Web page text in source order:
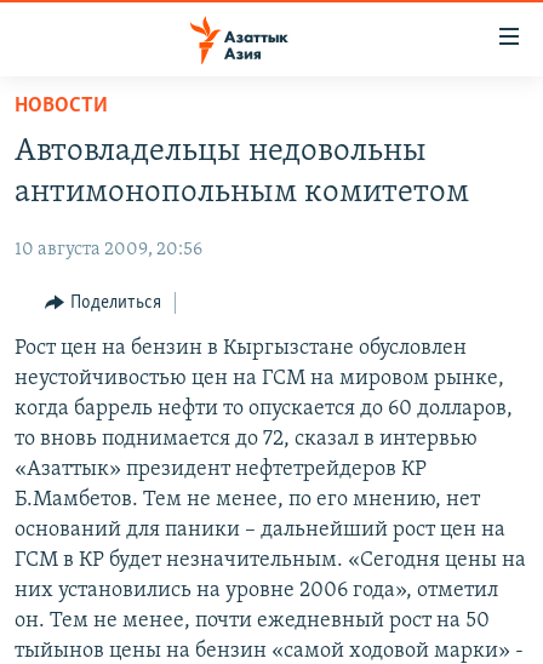
Вернуться
основному
содержанию
навигации
Вернутся
поиску
УЗБЕКИСТАН
ТАДЖИКИСТАН
НА ДРУГИХ ЯЗЫКАХ
ҚАЗАҚША
КЫРГЫЗЧА
ЎЗБЕКЧА
ТОҶИКӢ
TÜRKMENÇE
Все сайты РСЕ/РС
НОВОСТИ
Автовладельцы недовольны
антимонопольным комитетом
10 августа 2009, 20:56
Поделиться
Рост цен на бензин в Кыргызстане обусловлен
неустойчивостью цен на ГСМ на мировом рынке,
когда баррель нефти то опускается до 60 долларов,
то вновь поднимается до 72, сказал в интервью
«Азаттык» президент нефтетрейдеров КР
Б.Мамбетов. Тем не менее, по его мнению, нет
оснований для паники – дальнейший рост цен на
ГСМ в КР будет незначительным. «Сегодня цены на
них установились на уровне 2006 года», отметил
он. Тем не менее, почти ежедневный рост на 50
тыйынов цены на бензин «самой ходовой марки» -